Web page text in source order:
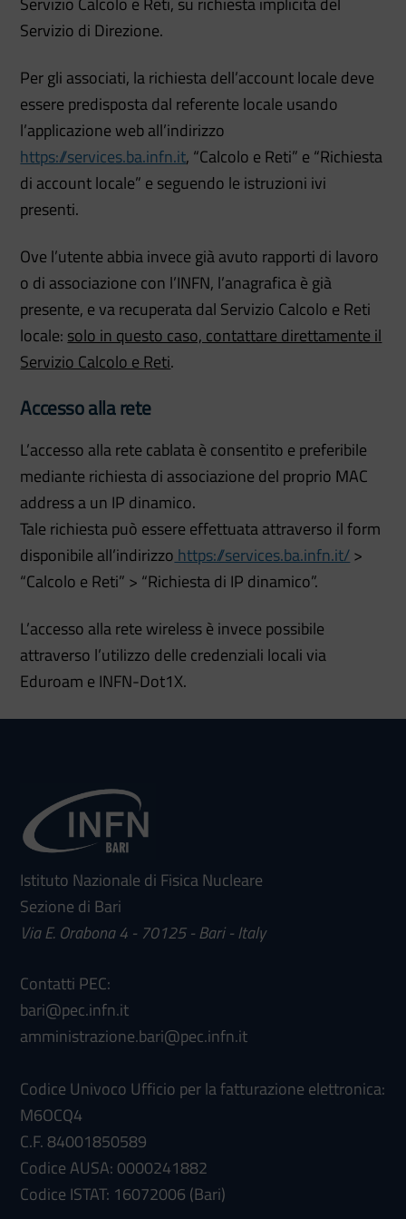
Servizio di Direzione.
Per gli associati, la richiesta dell’account locale deve
essere predisposta dal referente locale usando
l’applicazione web all’indirizzo
https://services.ba.infn.it, “Calcolo e Reti” e “Richiesta
di account locale” e seguendo le istruzioni ivi
presenti.
Ove l’utente abbia invece già avuto rapporti di lavoro
o di associazione con l’INFN, l’anagrafica è già
presente, e va recuperata dal Servizio Calcolo e Reti
locale: solo in questo caso, contattare direttamente il
Servizio Calcolo e Reti.
Accesso alla rete
L’accesso alla rete cablata è consentito e preferibile
mediante richiesta di associazione del proprio MAC
address a un IP dinamico.
Tale richiesta può essere effettuata attraverso il form
disponibile all’indirizzo https://services.ba.infn.it/>
“Calcolo e Reti” > “Richiesta di IP dinamico”.
L’accesso alla rete wireless è invece possibile
attraverso l’utilizzo delle credenziali locali via
Eduroam e INFN-Dot1X.
Istituto Nazionale di Fisica Nucleare
Sezione di Bari
Via E. Orabona 4 - 70125 - Bari - Italy
Contatti PEC:
bari@pec.infn.it
amministrazione.bari@pec.infn.it
Codice Univoco Ufficio per la fatturazione elettronica:
M6OCQ4
C.F. 84001850589
Codice AUSA: 0000241882
Codice ISTAT: 16072006 (Bari)